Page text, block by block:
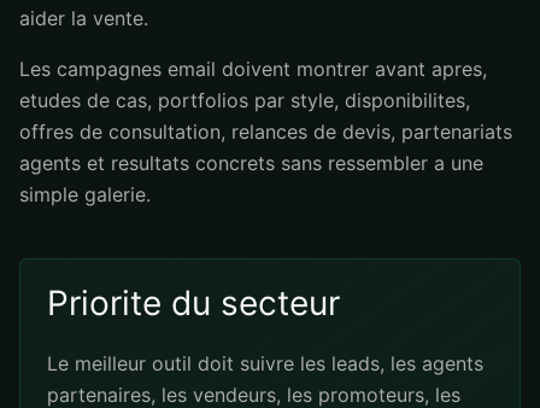
aider la vente.
Les campagnes email doivent montrer avant apres,
etudes de cas, portfolios par style, disponibilites,
offres de consultation, relances de devis, partenariats
agents et resultats concrets sans ressembler a une
simple galerie.
Priorite du secteur
Le meilleur outil doit suivre les leads, les agents
partenaires, les vendeurs, les promoteurs, les